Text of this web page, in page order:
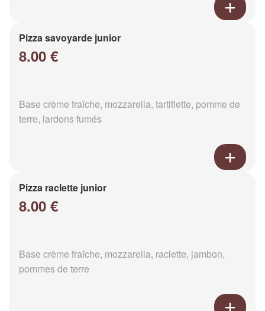
Pizza savoyarde junior
8.00 €
Base crème fraîche, mozzarella, tartiflette, pomme de
terre, lardons fumés
Pizza raclette junior
8.00 €
Base crème fraîche, mozzarella, raclette, jambon,
pommes de terre